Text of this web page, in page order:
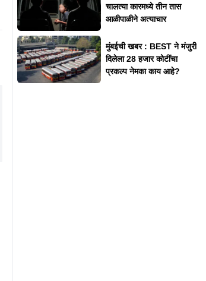
चालत्या कारमध्ये तीन तास
आळीपाळीने अत्याचार
मुंबईची खबर : BEST ने मंजुरी
दिलेला 28 हजार कोटींचा
प्रकल्प नेमका काय आहे?